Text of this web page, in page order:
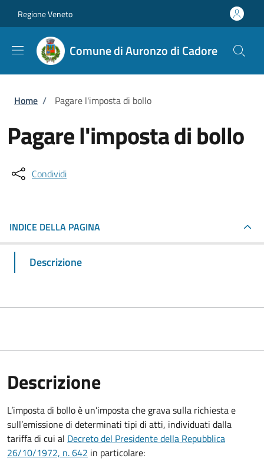
Regione Veneto
Comune di Auronzo di Cadore
Briciole di pane
Home / Pagare l'imposta di bollo
Pagare l'imposta di bollo
Condividi
INDICE DELLA PAGINA
Descrizione
Descrizione
L’imposta di bollo è un’imposta che grava sulla richiesta e
sull’emissione di determinati tipi di atti, individuati dalla
tariffa di cui al Decreto del Presidente della Repubblica
26/10/1972, n. 642 in particolare: